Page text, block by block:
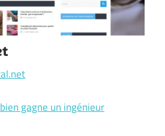
gagne un ingénieur